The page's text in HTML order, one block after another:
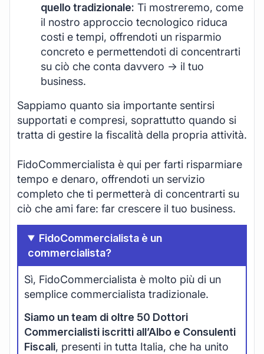
quello tradizionale: Ti mostreremo, come
il nostro approccio tecnologico riduca
costi e tempi, offrendoti un risparmio
concreto e permettendoti di concentrarti
su ciò che conta davvero -> il tuo
business.
Sappiamo quanto sia importante sentirsi
supportati e compresi, soprattutto quando si
tratta di gestire la fiscalità della propria attività.
FidoCommercialista è qui per farti risparmiare
tempo e denaro, offrendoti un servizio
completo che ti permetterà di concentrarti su
ciò che ami fare: far crescere il tuo business.
FidoCommercialista è un
commercialista?
Sì, FidoCommercialista è molto più di un
semplice commercialista tradizionale.
Siamo un team di oltre 50 Dottori
Commercialisti iscritti all’Albo e Consulenti
Fiscali, presenti in tutta Italia, che ha unito